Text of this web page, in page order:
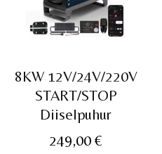
8KW 12V/24V/220V
START/STOP
Diiselpuhur
249,00€